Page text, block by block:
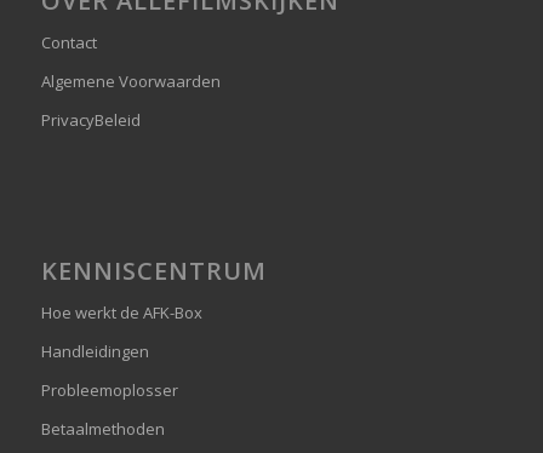
Contact
Algemene Voorwaarden
PrivacyBeleid
KENNISCENTRUM
Hoe werkt de AFK-Box
Handleidingen
Probleemoplosser
Betaalmethoden